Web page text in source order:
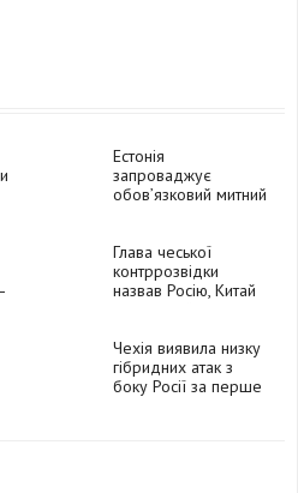
Естонія
запроваджує
обов’язковий митний
кордон РФ
Глава чеської
контррозвідки
назвав Росію, Китай
Європи
Чехія виявила низку
гібридних атак з
боку Росії за перше